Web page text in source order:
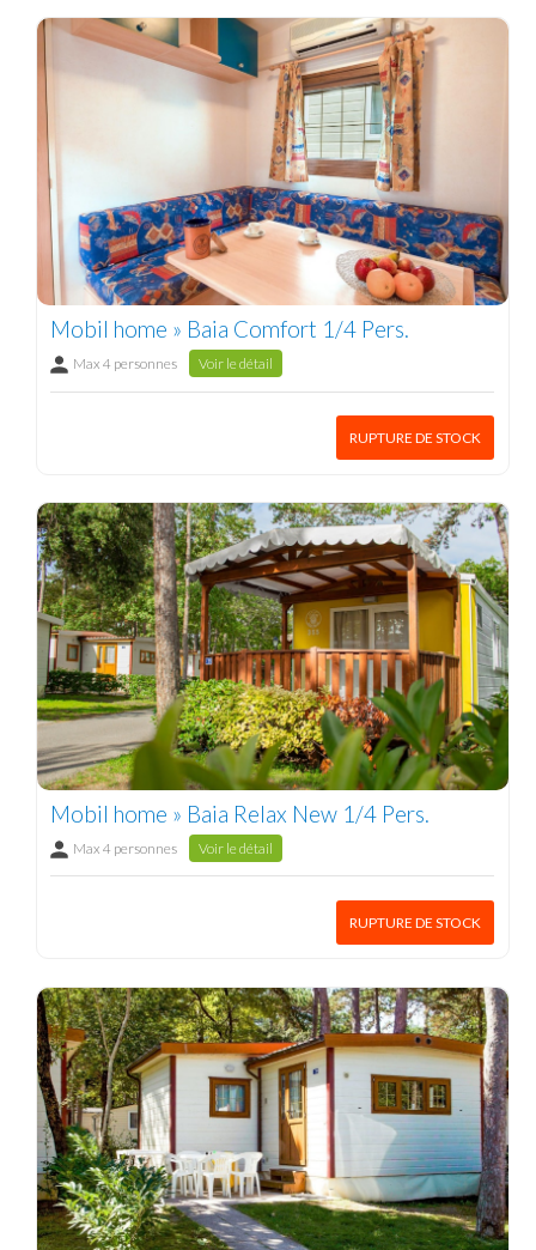
Mobil home » Baia Comfort 1/4 Pers.
Max 4 personnes Voir le détail
RUPTURE DE STOCK
Mobil home » Baia Relax New 1/4 Pers.
Max 4 personnes Voir le détail
RUPTURE DE STOCK